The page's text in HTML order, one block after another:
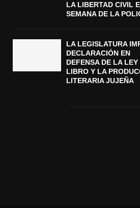
LA LIBERTAD CIVIL
SEMANA DE LA
LA LEGISLATURA
DECLARACIÓN EN
DEFENSA DE LA LEY
LIBRO Y LA
LITERARIA JUJEÑA